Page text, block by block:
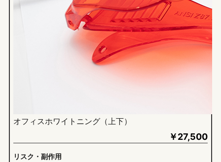
オフィスホワイトニング（上下）
￥27,500
リスク・副作用